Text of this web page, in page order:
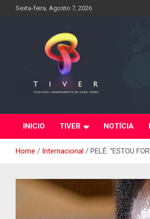
Sexta-feira, Agosto 7, 2026
INICIO TIVER NOTÍCIA
Home Internacional PELÉ: “ESTOU